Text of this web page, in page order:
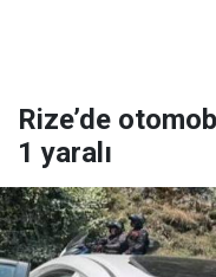
Rize’de
1 yaralı